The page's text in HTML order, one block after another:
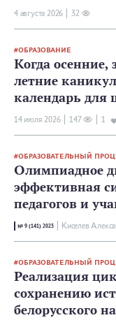
4 августа 2026 32
ОБРАЗОВАНИЕ
Когда осенние,
летние
календарь для
14 июля 2026 147 1
ОБРАЗОВАТЕЛЬНЫЙ
Олимпиадное
эффективная
педагогов и
№ 9 (141) 2023 Киселев
ОБРАЗОВАТЕЛЬНЫЙ
Реализация
сохранению
белорусского